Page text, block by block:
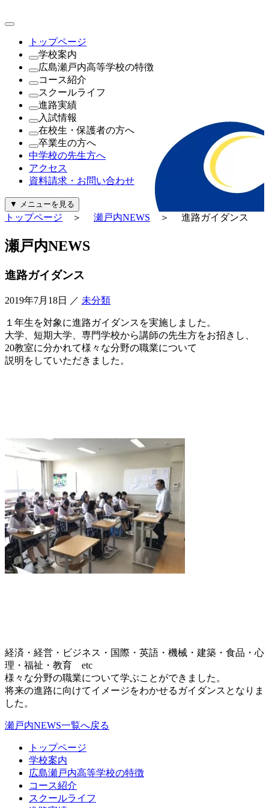
トップページ
学校案内
理事長・学園長・学校長あいさつ
教育方針・校訓
沿革
制服紹介
施設紹介
寄付金について
一般事業主行動計画及び公表内容
広島瀬戸内高等学校の特徴
これが瀬戸内の新常識
コース紹介
（1年次）
進学探究コース
探究コース
（2年次・3年次）
理系探究コース
文系探究コース
進路探究コース
（新設）
ビューティースタイリストコース
スクールライフ
瀬戸内NEWS
年間行事
公開行事日程
クラブ活動
生徒会活動
進路実績
進路実績
進路指導
入試情報
公開行事日程
生徒募集要項
過去問題（PDF）
パンフレット
在校生・保護者の方へ
就学支援金・軽減補助金について
広島県私学関連予算について
奨学金について
給付金について
診断・勉強・情報・知る
行事カレンダー
公式Instagram
警報発令時の対応について
卒業生の方へ
証明書の発行について
中学校の先生方へ
アクセス
資料請求・お問い合わせ
▼ メニューを見る
トップページ ＞ 瀬戸内NEWS ＞ 進路ガイダンス
瀬戸内NEWS
進路ガイダンス
2019年7月18日 ／ 未分類
１年生を対象に進路ガイダンスを実施しました。
大学、短期大学、専門学校から講師の先生方をお招きし、
20教室に分かれて様々な分野の職業について
説明をしていただきました。
経済・経営・ビジネス・国際・英語・機械・建築・食品・心
理・福祉・教育 etc
様々な分野の職業について学ぶことができました。
将来の進路に向けてイメージをわかせるガイダンスとなりま
した。
瀬戸内NEWS一覧へ戻る
トップページ
学校案内
広島瀬戸内高等学校の特徴
コース紹介
スクールライフ